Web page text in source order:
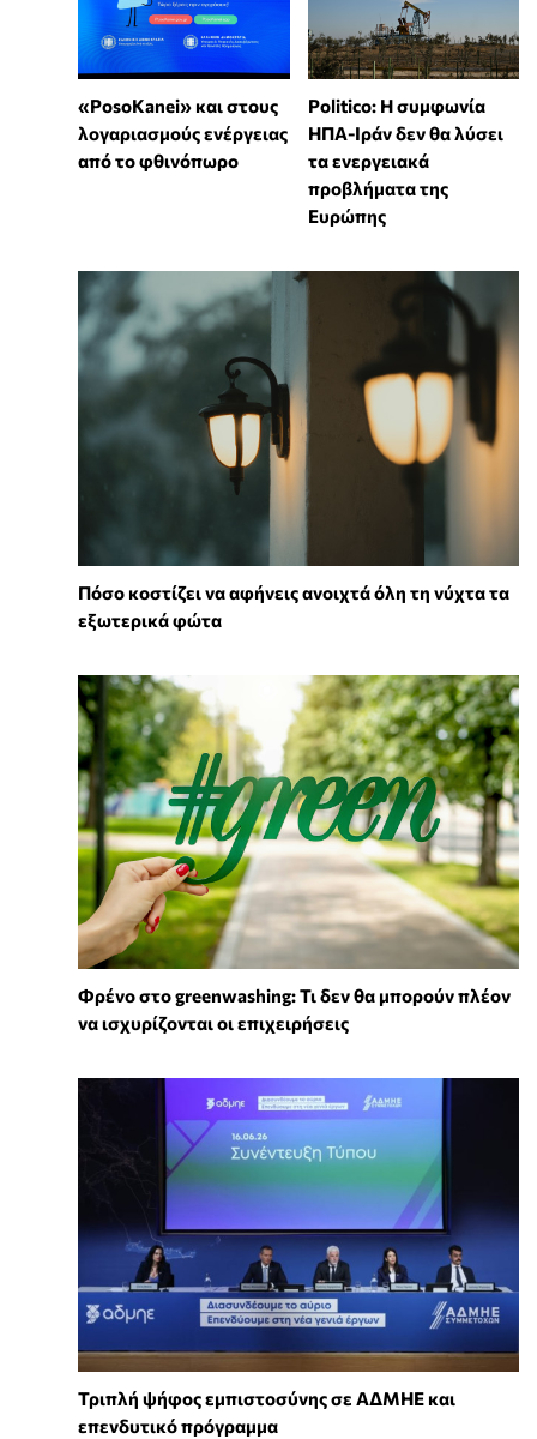
«PosoKanei» και στους
λογαριασμούς ενέργειας
από το φθινόπωρο
Politico: Η συμφωνία
ΗΠΑ-Ιράν δεν θα λύσει
τα ενεργειακά
προβλήματα της
Ευρώπης
Πόσο κοστίζει να αφήνεις ανοιχτά όλη τη νύχτα τα
εξωτερικά φώτα
Φρένο στο greenwashing: Τι δεν θα μπορούν πλέον
να ισχυρίζονται οι επιχειρήσεις
Τριπλή ψήφος εμπιστοσύνης σε ΑΔΜΗΕ και
επενδυτικό πρόγραμμα